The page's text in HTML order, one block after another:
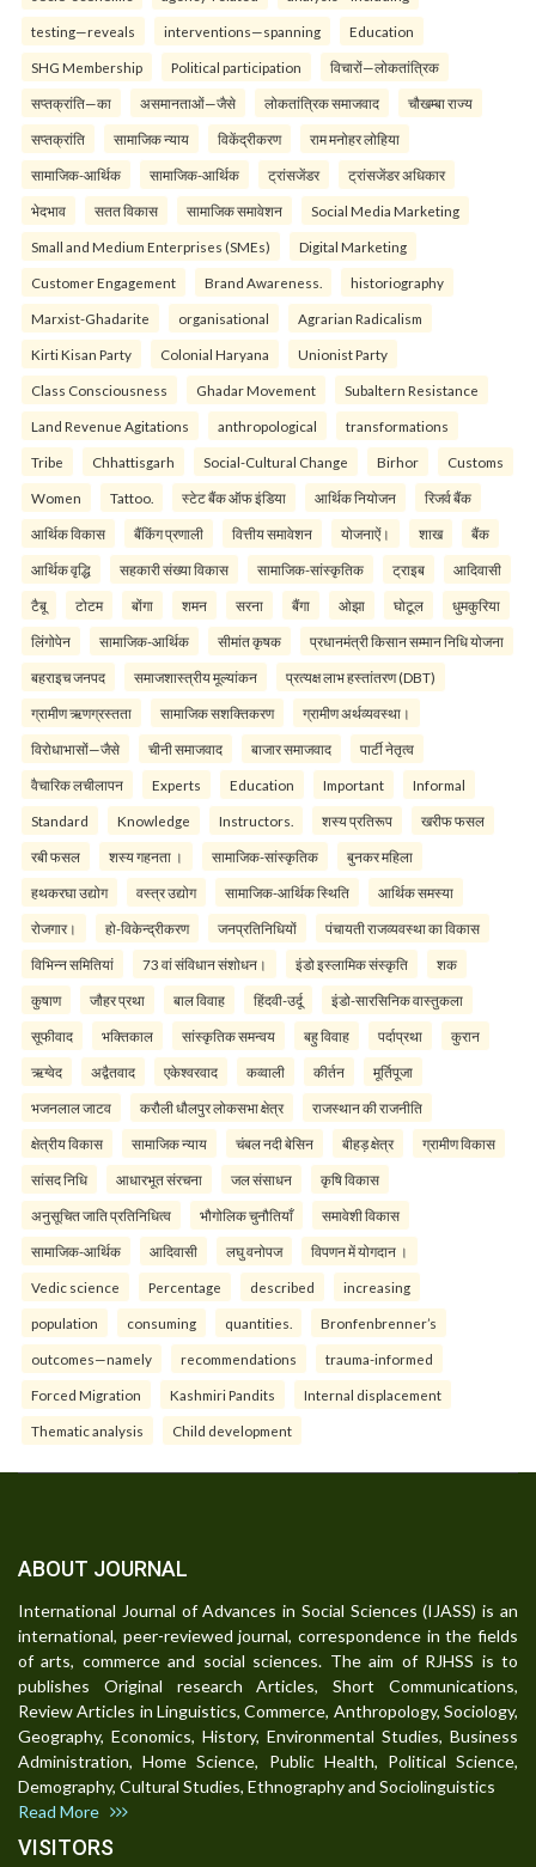
testing—reveals interventions—spanning Education
SHG Membership Political participation विचारों—लोकतांत्रिक
सप्तक्रांति—का असमानताओं—जैसे लोकतांत्रिक समाजवाद चौखम्बा राज्य
सप्तक्रांति सामाजिक न्याय विकेंद्रीकरण राम मनोहर लोहिया
सामाजिक-आर्थिक सामाजिक-आर्थिक ट्रांसजेंडर ट्रांसजेंडर अधिकार
भेदभाव सतत विकास सामाजिक समावेशन Social Media Marketing
Small and Medium Enterprises (SMEs) Digital Marketing
Customer Engagement Brand Awareness. historiography
Marxist-Ghadarite organisational Agrarian Radicalism
Kirti Kisan Party Colonial Haryana Unionist Party
Class Consciousness Ghadar Movement Subaltern Resistance
Land Revenue Agitations anthropological transformations
Tribe Chhattisgarh Social-Cultural Change Birhor Customs
Women Tattoo. स्टेट बैंक ऑफ इंडिया आर्थिक नियोजन रिजर्व बैंक
आर्थिक विकास बैंकिंग प्रणाली वित्तीय समावेशन योजनाऐं। शाख बैंक
आर्थिक वृद्धि सहकारी संख्या विकास सामाजिक-सांस्कृतिक ट्राइब आदिवासी
टैबू टोटम बोंगा शमन सरना बैंगा ओझा घोटूल धुमकुरिया
लिंगोपेन सामाजिक-आर्थिक सीमांत कृषक प्रधानमंत्री किसान सम्मान निधि योजना
बहराइच जनपद समाजशास्त्रीय मूल्यांकन प्रत्यक्ष लाभ हस्तांतरण (DBT)
ग्रामीण ऋणग्रस्तता सामाजिक सशक्तिकरण ग्रामीण अर्थव्यवस्था।
विरोधाभासों—जैसे चीनी समाजवाद बाजार समाजवाद पार्टी नेतृत्व
वैचारिक लचीलापन Experts Education Important Informal
Standard Knowledge Instructors. शस्य प्रतिरूप खरीफ फसल
रबी फसल शस्य गहनता । सामाजिक-सांस्कृतिक बुनकर महिला
हथकरघा उद्योग वस्त्र उद्योग सामाजिक-आर्थिक स्थिति आर्थिक समस्या
रोजगार। हो-विकेन्द्रीकरण जनप्रतिनिधियों पंचायती राजव्यवस्था का विकास
विभिन्न समितियां 73 वां संविधान संशोधन। इंडो इस्लामिक संस्कृति शक
कुषाण जौहर प्रथा बाल विवाह हिंदवी-उर्दू इंडो-सारसिनिक वास्तुकला
सूफीवाद भक्तिकाल सांस्कृतिक समन्वय बहु विवाह पर्दाप्रथा कुरान
ऋग्वेद अद्वैतवाद एकेश्वरवाद कव्वाली कीर्तन मूर्तिपूजा
भजनलाल जाटव करौली धौलपुर लोकसभा क्षेत्र राजस्थान की राजनीति
क्षेत्रीय विकास सामाजिक न्याय चंबल नदी बेसिन बीहड़ क्षेत्र ग्रामीण विकास
सांसद निधि आधारभूत संरचना जल संसाधन कृषि विकास
अनुसूचित जाति प्रतिनिधित्व भौगोलिक चुनौतियाँ समावेशी विकास
सामाजिक-आर्थिक आदिवासी लघु वनोपज विपणन में योगदान ।
Vedic science Percentage described increasing
population consuming quantities. Bronfenbrenner’s
outcomes—namely recommendations trauma-informed
Forced Migration Kashmiri Pandits Internal displacement
Thematic analysis Child development
ABOUT JOURNAL
International Journal of Advances in Social Sciences (IJASS) is an
international, peer-reviewed journal, correspondence in the fields
of arts, commerce and social sciences. The aim of RJHSS is to
publishes Original research Articles, Short Communications,
Review Articles in Linguistics, Commerce, Anthropology, Sociology,
Geography, Economics, History, Environmental Studies, Business
Administration, Home Science, Public Health, Political Science,
Demography, Cultural Studies, Ethnography and Sociolinguistics
Read More
VISITORS